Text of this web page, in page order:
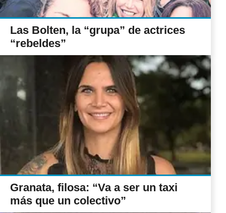
Las Bolten, la “grupa” de actrices
“rebeldes”
Granata, filosa: “Va a ser un taxi
más que un colectivo”